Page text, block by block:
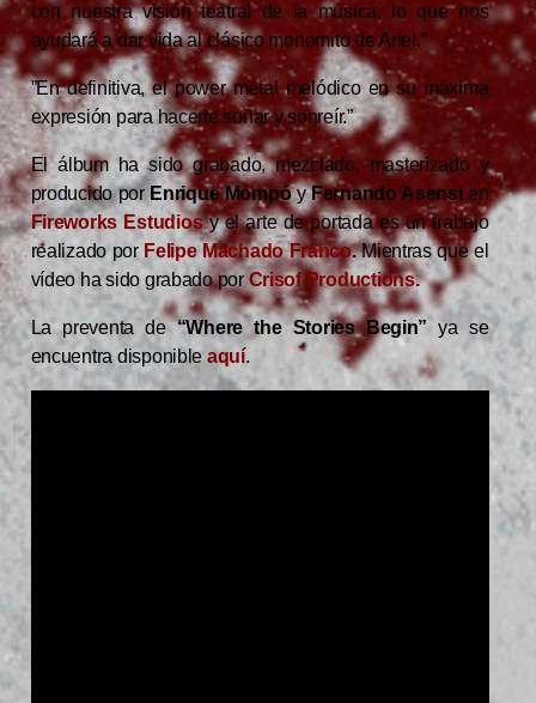
con nuestra visión teatral de la música, lo que nos
ayudará a dar vida al clásico monomito de Ariel.”
”En definitiva, el power metal melódico en su máxima
expresión para hacerte soñar y sonreír.”
El álbum ha sido grabado, mezclado, masterizado y
producido porEnrique MompóyFernando Asensien
Fireworks Estudios y el arte de portada es un trabajo
realizado por Felipe Machado Franco.Mientras que el
vídeo ha sido grabado por Crisof Productions.
La preventa de“Where the Stories Begin” ya se
encuentra disponible aquí.